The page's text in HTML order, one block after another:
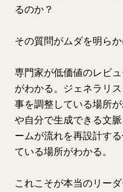
るのか？
その質問がムダを明らか
専門家が低価値のレビ
がわかる。ジェネラリ
事を調整している場所
や自分で生成できる文
ームが流れを再設計す
ている場所がわかる。
これこそが本当のリー